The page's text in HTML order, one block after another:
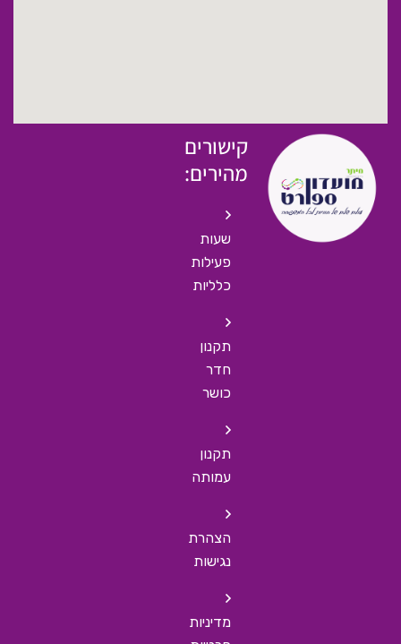
קישורים
מהירים:
שעות
פעילות
כלליות
תקנון
חדר
כושר
תקנון
עמותה
הצהרת
נגישות
מדיניות